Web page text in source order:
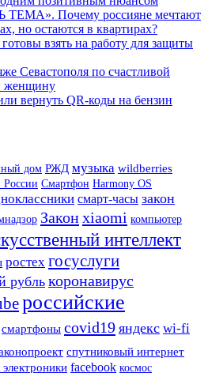
ТЕМА». Почему россияне мечтают
но остаются в квартирах?
взять на работу для защиты
Севастополя по счастливой
женщину
вернуть QR-коды на бензин
дом РЖД музыка wildberries
России Смартфон Harmony OS
смарт-часы закон
Законxiaomi компьютер
интеллект
ростех госуслуги
рубль коронавирус
российские
смартфоны covid19 яндекс wi-fi
спутниковый интернет
facebook космос